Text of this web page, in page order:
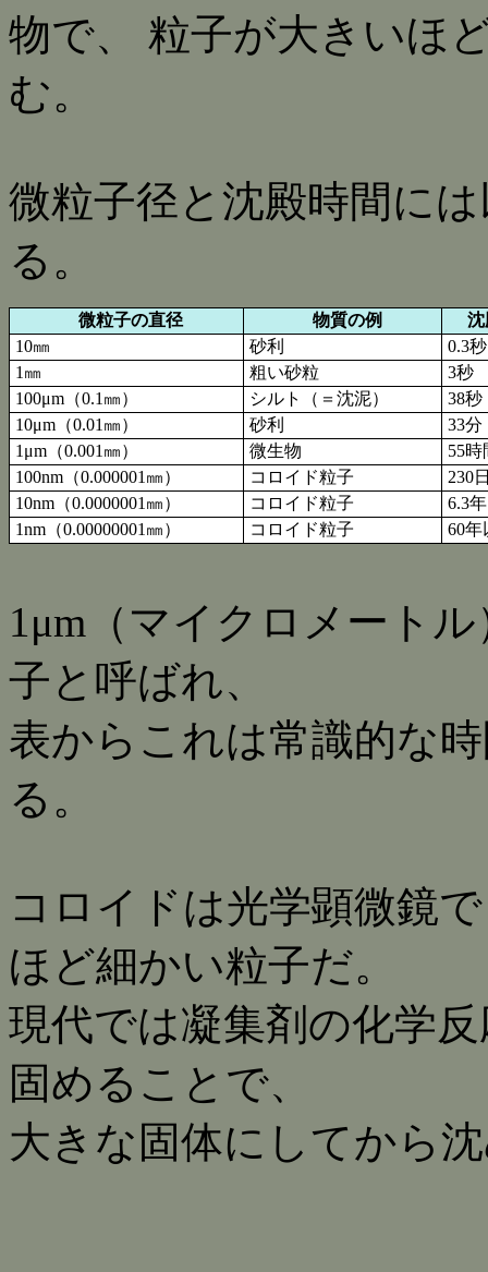
物で、 粒子が大きいほ
む。
微粒子径と沈殿時間に
る。
微粒子の直径 物質の例
沈
10㎜
砂利
0.3秒
1㎜
粗い砂粒
3秒
100μm（0.1㎜）
シルト（＝沈泥）
38秒
10μm（0.01㎜）
砂利
33分
1μm（0.001㎜）
微生物
55時
100nm（0.000001㎜）
コロイド粒子
230
10nm（0.0000001㎜）
コロイド粒子
6.3年
1nm（0.00000001㎜）
コロイド粒子 60年
1μm（マイクロメート
子と呼ばれ、
表からこれは常識的な
る。
コロイドは光学顕微鏡
ほど細かい粒子だ。
現代では凝集剤の化学
固めることで、
大きな固体にしてから